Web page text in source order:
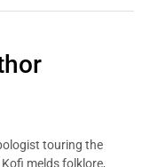
touring the
melds folklore,